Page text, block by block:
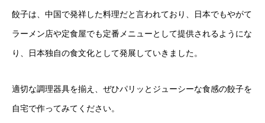
餃子は、中国で発祥した料理だと言われており、日本でもやがて
ラーメン店や定食屋でも定番メニューとして提供されるようにな
り、日本独自の食文化として発展していきました。
適切な調理器具を揃え、ぜひパリッとジューシーな食感の餃子を
自宅で作ってみてください。